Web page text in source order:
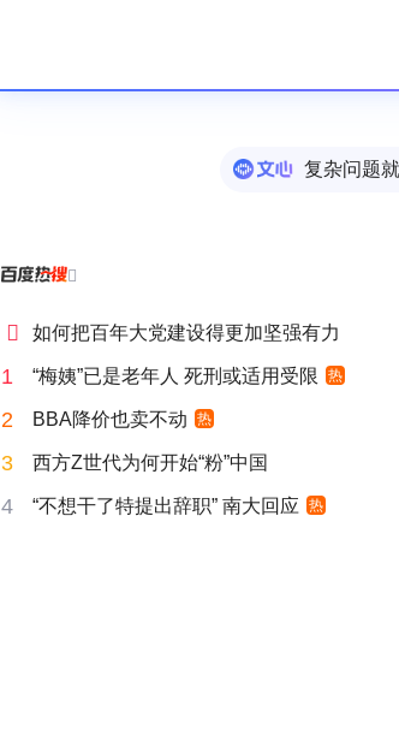
复杂问题

 如何把百年大党建设得更加坚强有力
1 “梅姨”已是老年人 死刑或适用受限 热
2 BBA降价也卖不动 热
3 西方Z世代为何开始“粉”中国
4 “不想干了特提出辞职” 南大回应 热